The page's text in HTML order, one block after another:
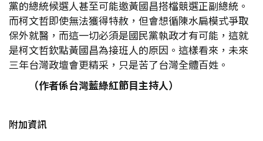
黨的總統候選人甚至可能邀黃國昌搭檔競選正副總統。
而柯文哲即使無法獲得特赦，但會想循陳水扁模式爭取
保外就醫，而這一切必須是國民黨執政才有可能，這就
是柯文哲欽點黃國昌為接班人的原因。這樣看來，未來
三年台灣政壇會更精采，只是苦了台灣全體百姓。
（作者係台灣藍綠紅節目主持人）
附加資訊